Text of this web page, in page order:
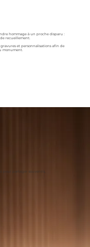
hommage à un proche disparu :
de recueillement.
et personnalisations afin de
monument.
pour partager souvenirs,